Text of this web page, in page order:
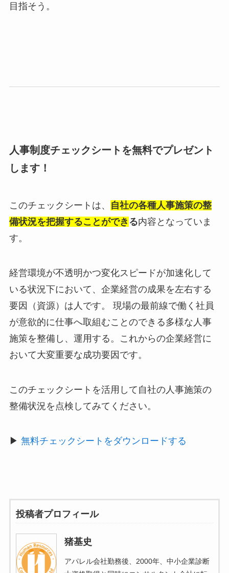
目指そう。
人事制度チェックシートを無料でプレゼント
します！
このチェックシートは、
自社の各種人事施策の整
備状況を把握することができ る内容となっていま
す。
経営環境が不透明かつ変化スピードが加速化して
いる状況下において、企業経営の成果を左右する
要因（資源）は人です。 現場の最前線で働く社員
が意欲的に仕事へ取組むことのできる多様な人事
施策を整備し、運用する。これからの企業経営に
おいて大変重要な成功要因です。
このチェックシートを活用して自社の人事施策の
整備状況を点検してみてください。
▶︎ 無料チェックシートをダウンロードする
投稿者プロフィール
猪基史
アパレル会社勤務後、2000年、中小企業診断